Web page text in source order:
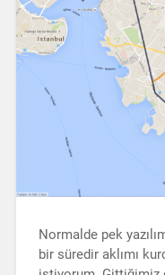
Normalde pek
bir süredir aklımı